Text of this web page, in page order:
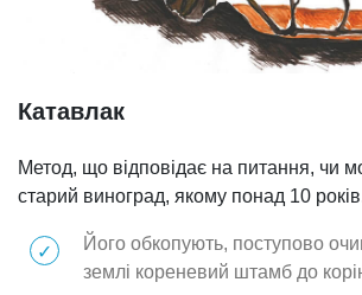
Катавлак
Метод, що відповідає на питання, чи
старий виноград, якому понад 10
Його обкопують, поступово
землі кореневий штамб до